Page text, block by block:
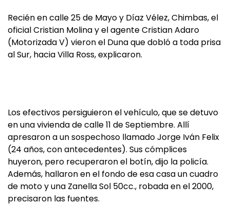
Recién en calle 25 de Mayo y Díaz Vélez, Chimbas, el
oficial Cristian Molina y el agente Cristian Adaro
(Motorizada V) vieron el Duna que dobló a toda prisa
al Sur, hacia Villa Ross, explicaron.
Los efectivos persiguieron el vehículo, que se detuvo
en una vivienda de calle 11 de Septiembre. Allí
apresaron a un sospechoso llamado Jorge Iván Felix
(24 años, con antecedentes). Sus cómplices
huyeron, pero recuperaron el botín, dijo la policía.
Además, hallaron en el fondo de esa casa un cuadro
de moto y una Zanella Sol 50cc., robada en el 2000,
precisaron las fuentes.